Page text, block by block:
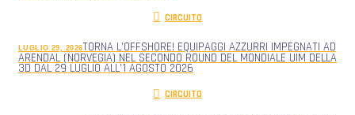
CIRCUITO
LUGLIO 29, 2026TORNA L’OFFSHORE! EQUIPAGGI AZZURRI IMPEGNATI AD
ARENDAL (NORVEGIA) NEL SECONDO ROUND DEL MONDIALE UIM DELLA
3D DAL 29 LUGLIO ALL’1 AGOSTO 2026
CIRCUITO